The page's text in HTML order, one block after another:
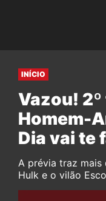
INÍCIO
Vazou!
Homem-
Dia vai te
A prévia traz mais
Hulk e o vilão